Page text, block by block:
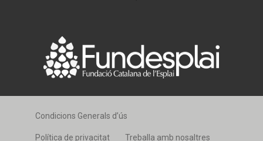
Condicions Generals d’ús
Política de privacitat Treballa amb nosaltres